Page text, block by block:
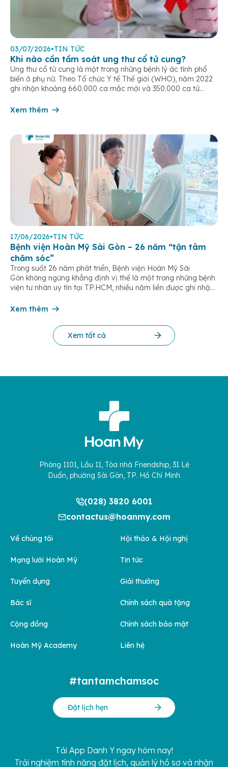
03/07/2026•TIN TỨC
Khi nào cần tầm soát ung thư cổ tử cung?
Ung thư cổ tử cung là một trong những bệnh lý ác tính phổ
biến ở phụ nữ. Theo Tổ chức Y tế Thế giới (WHO), năm 2022
ghi nhận khoảng 660.000 ca mắc mới và 350.000 ca tử
cổ tử […]
Xem thêm
17/06/2026•TIN TỨC
Bệnh viện Hoàn Mỹ Sài Gòn – 26 năm “tận tâm
chăm sóc”
Trong suốt 26 năm phát triển, Bệnh viện Hoàn Mỹ Sài
Gòn không ngừng khẳng định vị thế là một trong những bệnh
viện tư nhân uy tín tại TP.HCM, nhiều năm liền được ghi nhận
tiêu chí đánh giá của Bộ y tế. Điều tạo nên giá trị của […]
Xem thêm
Xem tất cả
Phòng 1101, Lầu 11, Tòa nhà Friendship, 31 Lê
Duẩn, phường Sài Gòn, TP. Hồ Chí Minh
(028) 3820 6001
contactus@hoanmy.com
Về chúng tôi
Mạng lưới Hoàn Mỹ
Tuyển dụng
Bác sĩ
Cộng đồng
Hoàn Mỹ Academy
Hội thảo & Hội nghị
Tin tức
Giải thưởng
Chính sách quà tặng
Chính sách bảo mật
Liên hệ
#tantamchamsoc
Đặt lịch hẹn
Tải App Danh Y ngay hôm nay!
Trải nghiệm tính năng đặt lịch, quản lý hồ sơ và nhận